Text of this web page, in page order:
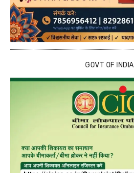
GOVT OF INDIA